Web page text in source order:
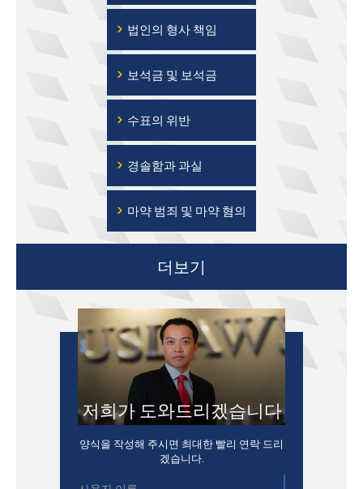
› 법인의 형사 책임
› 보석금 및 보석금
› 수표의 위반
› 경솔함과 과실
› 마약 범죄 및 마약 혐의
더보기
저희가 도와드리겠습니다
양식을 작성해 주시면 최대한 빨리 연락 드리
겠습니다.